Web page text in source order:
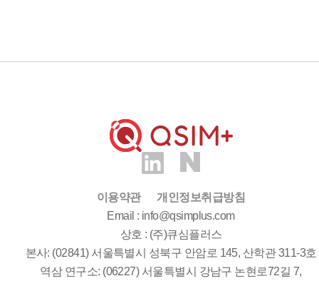
Email : info@qsimplus.com
상호 : (주)큐심플러스
본사: (02841) 서울특별시 성북구 안암로 145, 산학관 311-3호
역삼 연구소: (06227) 서울특별시 강남구 논현로72길 7,
이용약관 개인정보취급방침